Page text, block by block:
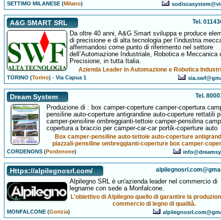
SETTIMO MILANESE (Milano)
A&G SMART SRL Tel.
Da oltre 40 anni, A&G Smart sviluppa e produce
di precisione e di alta tecnologia per l’industria
affermandosi come punto di riferimento nel settore
dell’Automazione Industriale, Robotica e Meccanica
Precisione, in tutta Italia.
Azienda Leader in Automazione e Robotica
TORINO (Torino) -Via Capua 1
Dream System Tel.
Produzione di : box camper-coperture camper-copertura
pensiline auto-coperture antigrandine auto-coperture rettatili
camper-pensiline ombreggianti-tettoie camper-pensilina
copertura a braccio per camper-car-car portik-coperture auto
Box camper-pensiline auto-tettoie auto-coperture
piazzali-pensiline ombreggianti-coperture box camper-
CORDENONS (Pordenone)
Https://alpilegnosrl.com/
Alpilegno SRL è un'azienda leader nel commercio di
legname con sede a Monfalcone.
L'obiettivo di Alpilegno quello di garantire la
commercio di legno di qualità.
MONFALCONE (Gorizia)